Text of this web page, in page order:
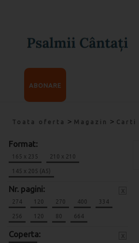
ABONARE
Toata oferta > Magazin > Carti
Format:
165 x 235 210 x 210
145 x 205 (A5)
Nr. pagini:
274 120 270 400 334
256 120 80 664
Coperta: